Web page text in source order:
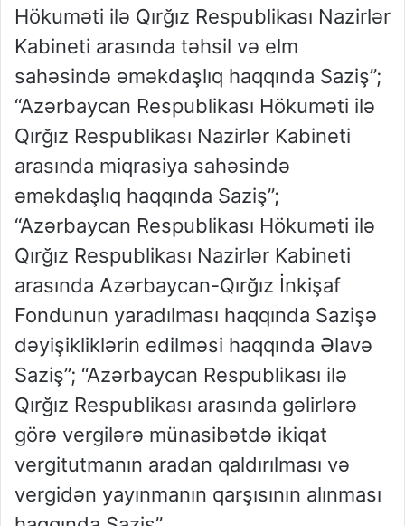
Hökuməti ilə Qırğız Respublikası Nazirlər
Kabineti arasında təhsil və elm
sahəsində əməkdaşlıq haqqında Saziş”;
“Azərbaycan Respublikası Hökuməti ilə
Qırğız Respublikası Nazirlər Kabineti
arasında miqrasiya sahəsində
əməkdaşlıq haqqında Saziş”;
“Azərbaycan Respublikası Hökuməti ilə
Qırğız Respublikası Nazirlər Kabineti
arasında Azərbaycan-Qırğız İnkişaf
Fondunun yaradılması haqqında Sazişə
dəyişikliklərin edilməsi haqqında Əlavə
Saziş”; “Azərbaycan Respublikası ilə
Qırğız Respublikası arasında gəlirlərə
görə vergilərə münasibətdə ikiqat
vergitutmanın aradan qaldırılması və
vergidən yayınmanın qarşısının alınması